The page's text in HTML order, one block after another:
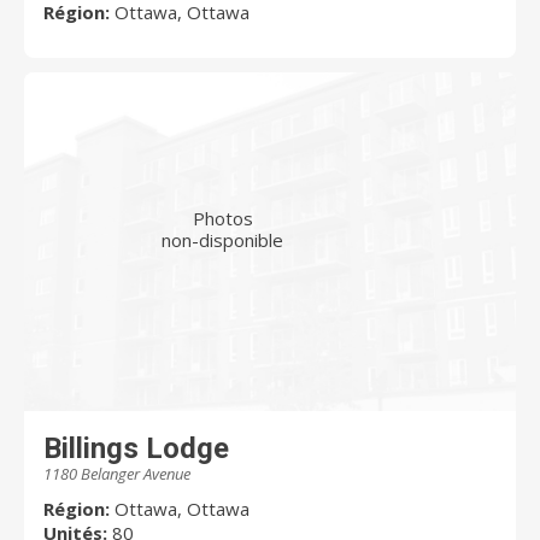
Région: Ottawa, Ottawa
Photos
non-disponible
Billings Lodge
1180 Belanger Avenue
Région: Ottawa, Ottawa
Unités: 80